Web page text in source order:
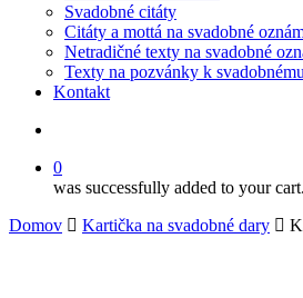
Svadobné citáty
Citáty a mottá na svadobné
Netradičné texty na svadobné
Texty na pozvánky k
Kontakt
0
was successfully added to your cart.
Domov
Kartička na svadobné dary